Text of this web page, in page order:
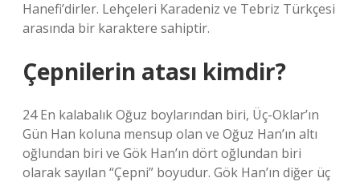
Hanefi’dirler. Lehçeleri Karadeniz ve Tebriz Türkçesi
arasında bir karaktere sahiptir.
Çepnilerin atası kimdir?
24 En kalabalık Oğuz boylarından biri, Üç-Oklar’ın
Gün Han koluna mensup olan ve Oğuz Han’ın altı
oğlundan biri ve Gök Han’ın dört oğlundan biri
olarak sayılan “Çepni” boyudur. Gök Han’ın diğer üç